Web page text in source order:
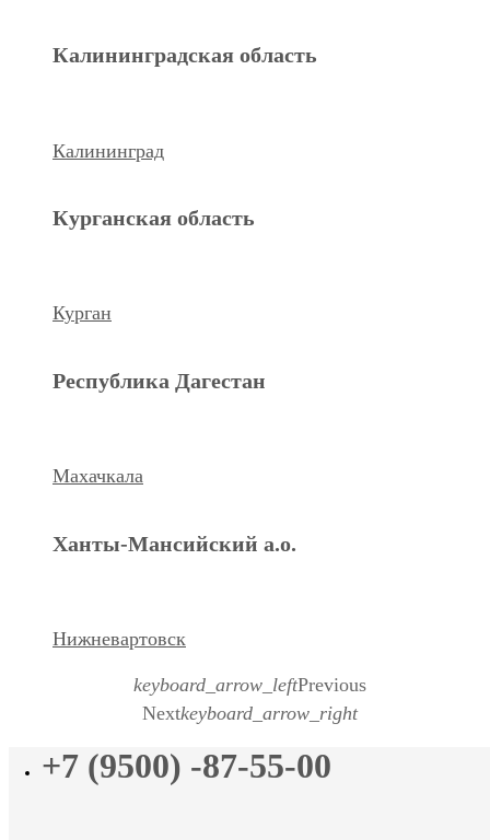
Калининградская область
Калининград
Курганская область
Курган
Республика Дагестан
Махачкала
Ханты-Мансийский а.о.
Нижневартовск
keyboard_arrow_leftPrevious
Nextkeyboard_arrow_right
+7 (9500) -87-55-00